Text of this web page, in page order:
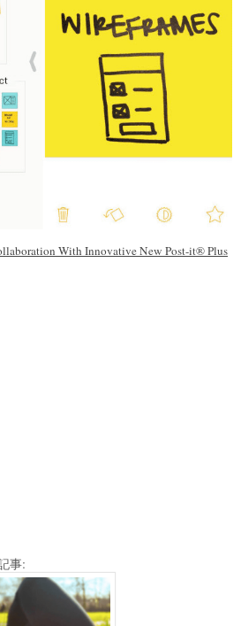
With Innovative New Post-it® Plus
事: